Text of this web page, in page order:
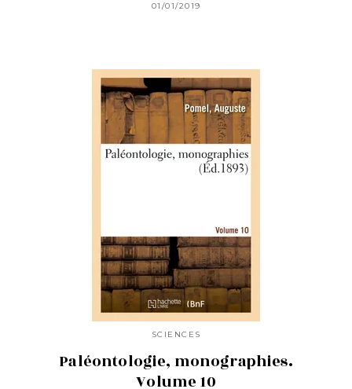
01/01/2019
SCIENCES
Paléontologie, monographies.
Volume 10